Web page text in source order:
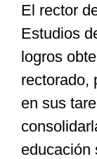
El rector
Estudios
logros
rectorado,
en sus
educación